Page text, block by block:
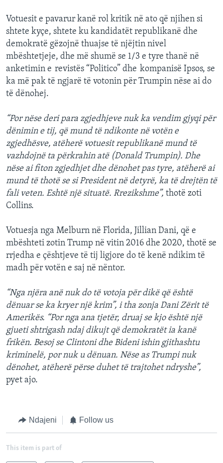
Votuesit e pavarur kanë rol kritik në ato që njihen si
shtete kyçe, shtete ku kandidatët republikanë dhe
demokratë gëzojnë thuajse të njëjtin nivel
mbështetjeje, dhe më shumë se 1/3 e tyre thanë në
anketimin e revistës “Politico” dhe kompanisë Ipsos, se
ka më pak të ngjarë të votonin për Trumpin nëse ai do
të dënohej.
“Por nëse deri para zgjedhjeve nuk ka vendim gjyqi për
dënimin e tij, që mund të ndikonte në votën e
zgjedhësve, atëherë votuesit republikanë mund të
vazhdojnë ta përkrahin atë (Donald Trumpin). Dhe
nëse ai fiton zgjedhjet dhe dënohet pas tyre, atëherë ai
mund të thotë se si President në detyrë, ka të drejtën të
fali veten. Eshtë një situatë. Rrezikshme”, thotë zoti
Collins.
Votuesja nga Melburn në Florida, Jillian Dani, që e
mbështeti zotin Trump në vitin 2016 dhe 2020, thotë se
rrjedha e çështjeve të tij ligjore do të kenë ndikim të
madh për votën e saj në nëntor.
“Nga njëra anë nuk do të votoja për dikë që është
dënuar se ka kryer një krim”, i tha zonja Dani Zërit të
Amerikës. “Por nga ana tjetër, druaj se kjo është një
gjueti shtrigash ndaj dikujt që demokratët ia kanë
frikën. Besoj se Clintoni dhe Bideni ishin gjithashtu
kriminelë, por nuk u dënuan. Nëse as Trumpi nuk
dënohet, atëherë përse duhet të trajtohet ndryshe”,
pyet ajo.
Ndajeni Follow us
This item is part of